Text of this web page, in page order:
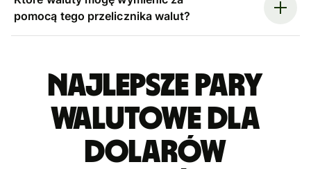
pomocą tego przelicznika walut?
Najlepsze pary
walutowe dla
dolarów